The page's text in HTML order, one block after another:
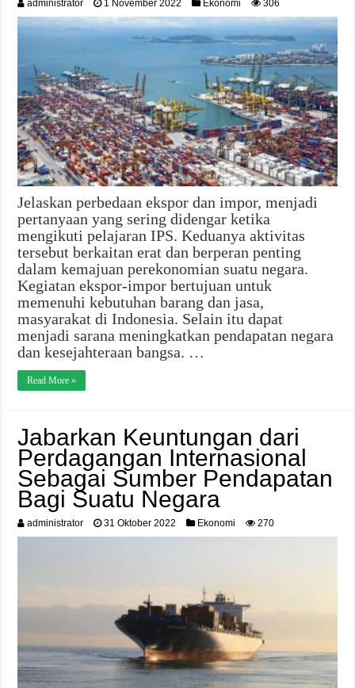
administrator 1 November 2022 Ekonomi 306
Jelaskan perbedaan ekspor dan impor, menjadi
pertanyaan yang sering didengar ketika
mengikuti pelajaran IPS. Keduanya aktivitas
tersebut berkaitan erat dan berperan penting
dalam kemajuan perekonomian suatu negara.
Kegiatan ekspor-impor bertujuan untuk
memenuhi kebutuhan barang dan jasa,
masyarakat di Indonesia. Selain itu dapat
menjadi sarana meningkatkan pendapatan negara
dan kesejahteraan bangsa. …
Read More »
Jabarkan Keuntungan dari
Perdagangan Internasional
Sebagai Sumber Pendapatan
Bagi Suatu Negara
administrator 31 Oktober 2022 Ekonomi 270